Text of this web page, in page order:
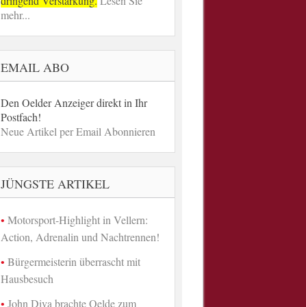
mehr...
EMAIL ABO
Den Oelder Anzeiger direkt in Ihr
Postfach!
Neue Artikel per Email Abonnieren
JÜNGSTE ARTIKEL
Motorsport-Highlight in Vellern:
Action, Adrenalin und Nachtrennen!
Bürgermeisterin überrascht mit
Hausbesuch
John Diva brachte Oelde zum